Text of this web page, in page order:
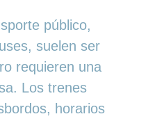
público,
suelen ser
requieren una
Los trenes
horarios